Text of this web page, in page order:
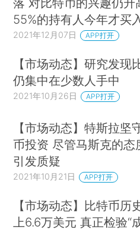
55%的持有人今年才买
2021年12月07日 APP打开
【市场动态】研究发现
仍集中在少数人手中
2021年10月26日 APP打开
【市场动态】特斯拉坚
币投资 尽管马斯克的态
引发质疑
2021年10月21日 APP打开
【市场动态】比特币历
上6.6万美元 真正检验“